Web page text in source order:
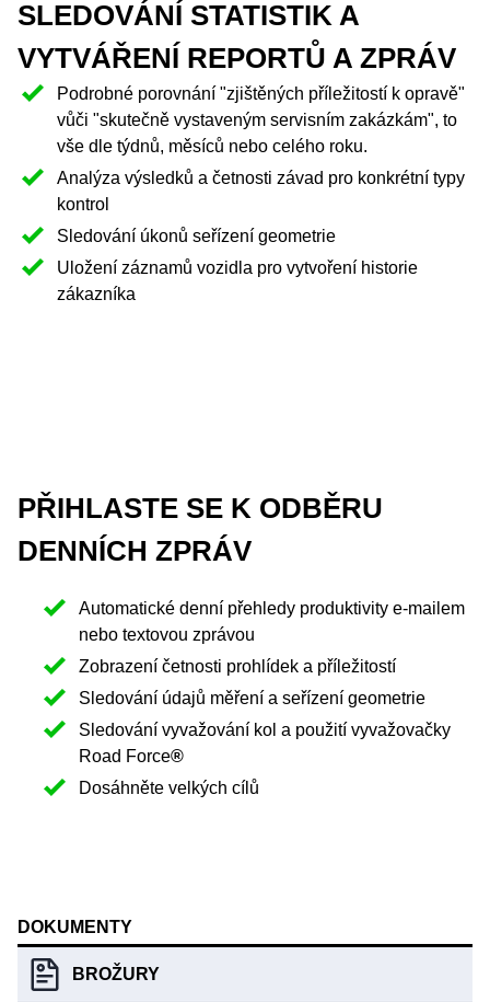
SLEDOVÁNÍ STATISTIK A
VYTVÁŘENÍ REPORTŮ A ZPRÁV
Podrobné porovnání "zjištěných příležitostí k opravě"
vůči "skutečně vystaveným servisním zakázkám", to
vše dle týdnů, měsíců nebo celého roku.
Analýza výsledků a četnosti závad pro konkrétní typy
kontrol
Sledování úkonů seřízení geometrie
Uložení záznamů vozidla pro vytvoření historie
zákazníka
PŘIHLASTE SE K ODBĚRU
DENNÍCH ZPRÁV
Automatické denní přehledy produktivity e-mailem
nebo textovou zprávou
Zobrazení četnosti prohlídek a příležitostí
Sledování údajů měření a seřízení geometrie
Sledování vyvažování kol a použití vyvažovačky
Road Force®
Dosáhněte velkých cílů
DOKUMENTY
BROŽURY